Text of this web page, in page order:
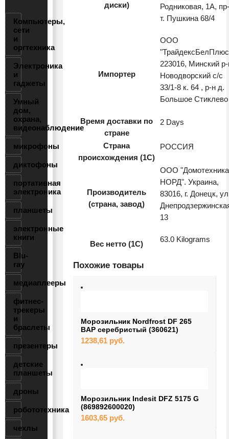
Компьютеры,
сети
и
оргтехника
Электроника
и
гаджеты
Умный
дом,
охрана,
видеонаблюдение
микрофоны
диктофоны
портативная
электроника
планшеты
электронные
книги
Blu-
ray
медиаплееры
фитнес-
трекеры
и
браслеты
презентеры
детские
планшеты
дроны
робототехника
чехлы
диски)
Родниковая, 1А,
т. Пушкина 68/4
Импортер
ООО
223016, Минский
Новодворский с/с
33/1-8 к. 64 , р-н д.
Большое Стиклево
Время доставки по
стране
2 Days
Страна
происхождения (1С)
РОССИЯ
Производитель
(страна, завод)
ООО
НОРД". Украина,
83016, г. Донецк,
13
Вес нетто (1С)
63.0 Kilograms
Похожие товары
Морозильник Nordfrost DF 265
BAP серебристый (360621)
1238,61 руб.
Морозильник Indesit DFZ 5175 G
(869892600020)
1603,65 руб.